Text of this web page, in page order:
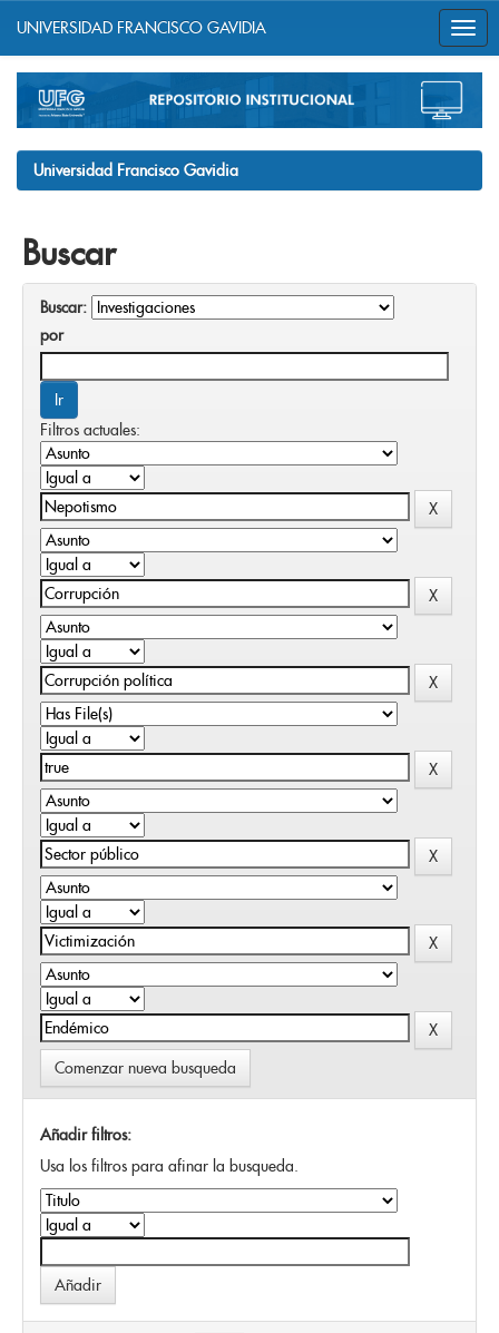
navigation
UNIVERSIDAD FRANCISCO GAVIDIA
Universidad Francisco Gavidia
Buscar
Buscar:
por
Filtros actuales:
Comenzar nueva busqueda
Añadir filtros:
Usa los filtros para afinar la busqueda.